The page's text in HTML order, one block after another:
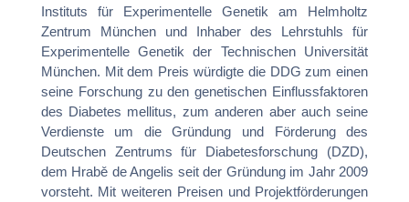
Instituts für Experimentelle Genetik am Helmholtz
Zentrum München und Inhaber des Lehrstuhls für
Experimentelle Genetik der Technischen Universität
München. Mit dem Preis würdigte die DDG zum einen
seine Forschung zu den genetischen Einflussfaktoren
des Diabetes mellitus, zum anderen aber auch seine
Verdienste um die Gründung und Förderung des
Deutschen Zentrums für Diabetesforschung (DZD),
dem Hrabě de Angelis seit der Gründung im Jahr 2009
vorsteht. Mit weiteren Preisen und Projektförderungen